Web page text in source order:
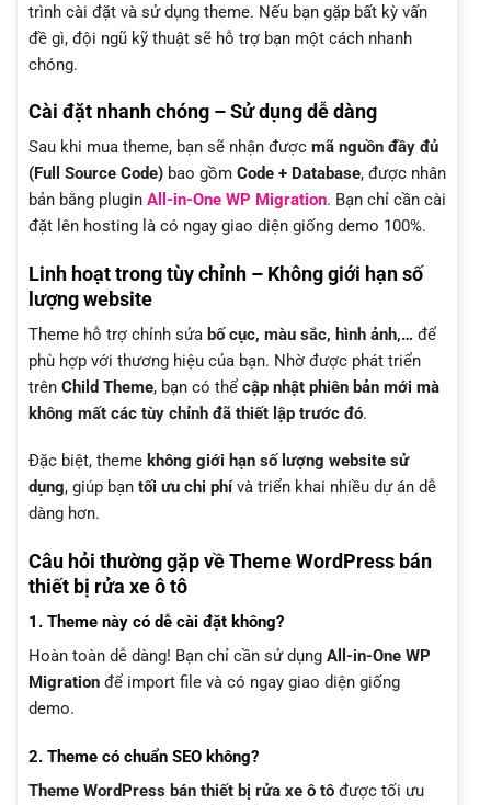
trình cài đặt và sử dụng theme. Nếu bạn gặp bất kỳ vấn
đề gì, đội ngũ kỹ thuật sẽ hỗ trợ bạn một cách nhanh
chóng.
Cài đặt nhanh chóng – Sử dụng dễ dàng
Sau khi mua theme, bạn sẽ nhận được mã nguồn đầy đủ
(Full Source Code) bao gồm Code + Database, được nhân
bản bằng plugin All-in-One WP Migration. Bạn chỉ cần cài
đặt lên hosting là có ngay giao diện giống demo 100%.
Linh hoạt trong tùy chỉnh – Không giới hạn số
lượng website
Theme hỗ trợ chỉnh sửa bố cục, màu sắc, hình ảnh,… để
phù hợp với thương hiệu của bạn. Nhờ được phát triển
trên Child Theme, bạn có thể cập nhật phiên bản mới mà
không mất các tùy chỉnh đã thiết lập trước đó.
Đặc biệt, theme không giới hạn số lượng website sử
dụng, giúp bạn tối ưu chi phívà triển khai nhiều dự án dễ
dàng hơn.
Câu hỏi thường gặp về Theme WordPress bán
thiết bị rửa xe ô tô
1. Theme này có dễ cài đặt không?
Hoàn toàn dễ dàng! Bạn chỉ cần sử dụng All-in-One WP
Migration để import file và có ngay giao diện giống
demo.
2. Theme có chuẩn SEO không?
Theme WordPress bán thiết bị rửa xe ô tô được tối ưu